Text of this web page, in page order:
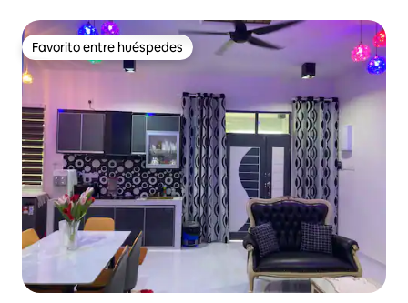
Favorito entre huéspedes
Favorito entre huéspedes